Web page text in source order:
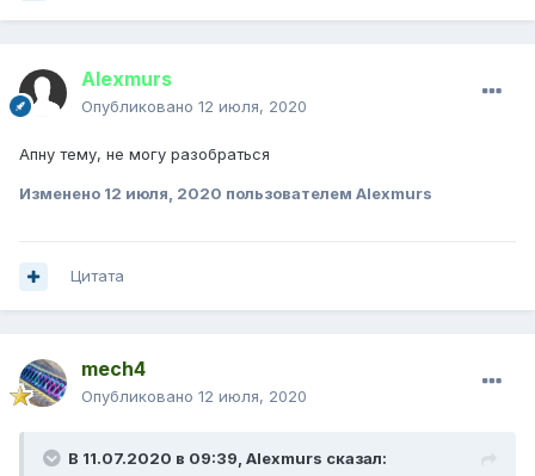
Alexmurs
Опубликовано 12 июля, 2020
Апну тему, не могу разобраться
Изменено 12 июля, 2020 пользователем Alexmurs
Цитата
mech4
Опубликовано 12 июля, 2020
В 11.07.2020 в 09:39, Alexmurs сказал: